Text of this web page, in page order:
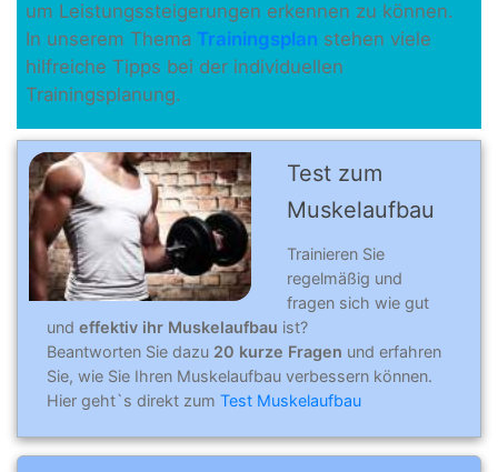
um Leistungssteigerungen erkennen zu können.
In unserem Thema Trainingsplan stehen viele
hilfreiche Tipps bei der individuellen
Trainingsplanung.
Test zum
Muskel­auf­bau
Trainieren Sie
regelmäßig und
fragen sich wie gut
und effektiv ihr Muskelaufbau ist?
Beantworten Sie dazu 20 kurze Fragen und erfahren
Sie, wie Sie Ihren Muskelaufbau verbessern können.
Hier geht`s direkt zum Test Muskelaufbau